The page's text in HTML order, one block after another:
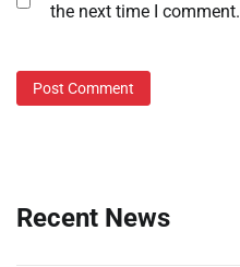
the next time I comment.
Recent News